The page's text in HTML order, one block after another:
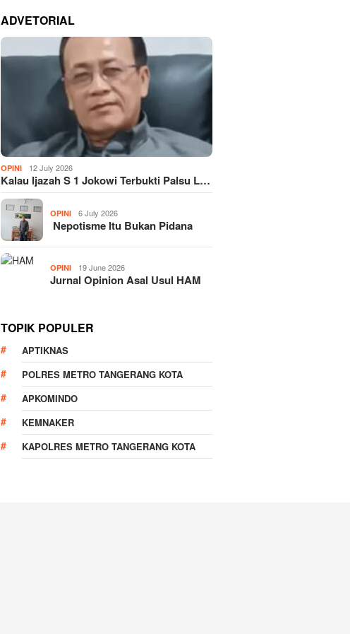
ADVETORIAL
OPINI 12 July 2026
Kalau Ijazah S 1 Jokowi Terbukti Palsu L…
OPINI 6 July 2026
Nepotisme Itu Bukan Pidana
OPINI 19 June 2026
Jurnal Opinion Asal Usul HAM
TOPIK POPULER
APTIKNAS
POLRES METRO TANGERANG KOTA
APKOMINDO
KEMNAKER
KAPOLRES METRO TANGERANG KOTA